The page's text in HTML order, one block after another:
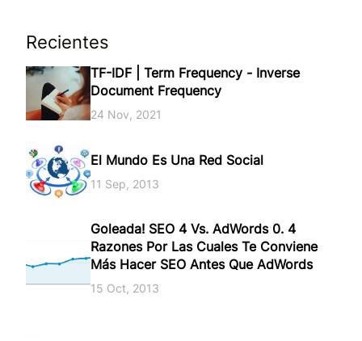
Recientes
TF-IDF | Term Frequency - Inverse
Document Frequency
24 Nov, 2021
El Mundo Es Una Red Social
11 Sep, 2013
Goleada! SEO 4 Vs. AdWords 0. 4
Razones Por Las Cuales Te Conviene
Más Hacer SEO Antes Que AdWords
15 Oct, 2013